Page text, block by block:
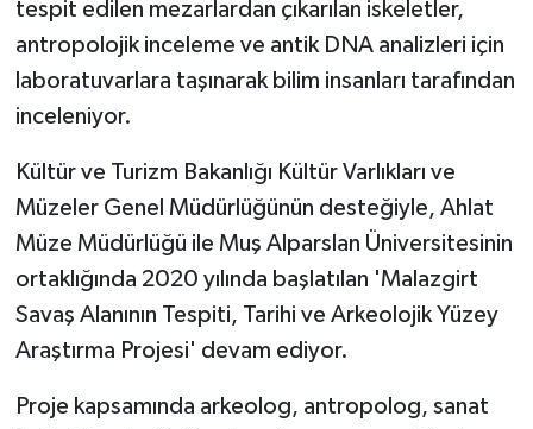
tespit edilen mezarlardan çıkarılan iskeletler,
antropolojik inceleme ve antik DNA analizleri için
laboratuvarlara taşınarak bilim insanları tarafından
inceleniyor.
Kültür ve Turizm Bakanlığı Kültür Varlıkları ve
Müzeler Genel Müdürlüğünün desteğiyle, Ahlat
Müze Müdürlüğü ile Muş Alparslan Üniversitesinin
ortaklığında 2020 yılında başlatılan 'Malazgirt
Savaş Alanının Tespiti, Tarihi ve Arkeolojik Yüzey
Araştırma Projesi' devam ediyor.
Proje kapsamında arkeolog, antropolog, sanat